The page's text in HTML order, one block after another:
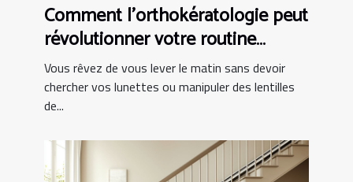
Comment l'orthokératologie peut
révolutionner votre routine
matinale ?
Vous rêvez de vous lever le matin sans devoir
chercher vos lunettes ou manipuler des lentilles
de...